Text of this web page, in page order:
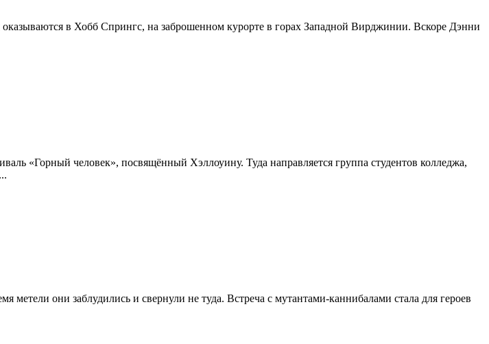
оказываются в Хобб Спрингс, на заброшенном курорте в горах Западной Вирджинии. Вскоре Дэнни
«Горный человек», посвящённый Хэллоуину. Туда направляется группа студентов колледжа,
метели они заблудились и свернули не туда. Встреча с мутантами-каннибалами стала для героев